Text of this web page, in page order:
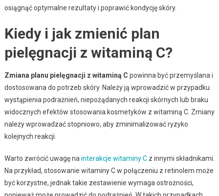
osiągnąć optymalne rezultaty i poprawić kondycję skóry.
Kiedy i jak zmienić plan
pielęgnacji z witaminą C?
Zmiana planu pielęgnacji z witaminą C powinna być przemyślana i
dostosowana do potrzeb skóry. Należy ją wprowadzić w przypadku
wystąpienia podrażnień, niepożądanych reakcji skórnych lub braku
widocznych efektów stosowania kosmetyków z witaminą C. Zmiany
należy wprowadzać stopniowo, aby zminimalizować ryzyko
kolejnych reakcji.
Warto zwrócić uwagę na interakcje witaminy Cz innymi składnikami.
Na przykład, stosowanie witaminy C w połączeniu z retinolem może
być korzystne, jednak takie zestawienie wymaga ostrożności,